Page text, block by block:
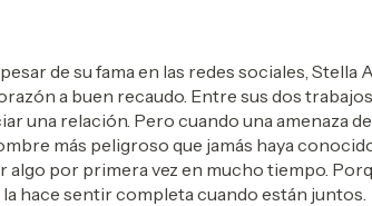
de su fama en las redes sociales, Stella
a buen recaudo. Entre sus dos
una relación. Pero cuando una amenaza
más peligroso que jamás haya
por primera vez en mucho tiempo.
hace sentir completa cuando están juntos.